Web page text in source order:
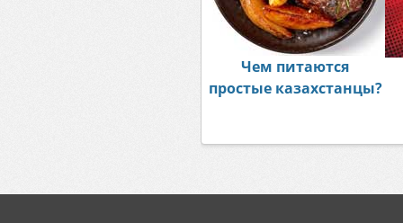
Чем питаются
простые казахстанцы?